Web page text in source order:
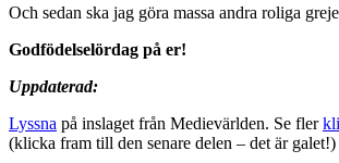
Och sedan ska jag göra massa andra roliga
Godfödelselördag på er!
Uppdaterad:
Lyssna på inslaget från Medievärlden. Se fler
(klicka fram till den senare delen – det är galet!)